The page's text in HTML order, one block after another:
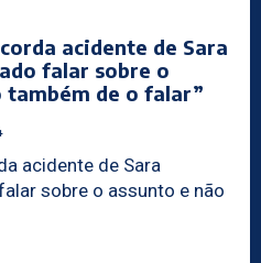
acidente de Sara
falar sobre o
também de o falar”
acidente de Sara
sobre o assunto e não